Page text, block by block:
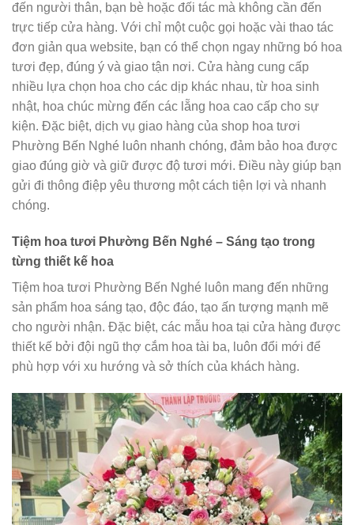
đến người thân, bạn bè hoặc đối tác mà không cần đến
trực tiếp cửa hàng. Với chỉ một cuộc gọi hoặc vài thao tác
đơn giản qua website, bạn có thể chọn ngay những bó hoa
tươi đẹp, đúng ý và giao tận nơi. Cửa hàng cung cấp
nhiều lựa chọn hoa cho các dịp khác nhau, từ hoa sinh
nhật, hoa chúc mừng đến các lẵng hoa cao cấp cho sự
kiện. Đặc biệt, dịch vụ giao hàng của shop hoa tươi
Phường Bến Nghé luôn nhanh chóng, đảm bảo hoa được
giao đúng giờ và giữ được độ tươi mới. Điều này giúp bạn
gửi đi thông điệp yêu thương một cách tiện lợi và nhanh
chóng.
Tiệm hoa tươi Phường Bến Nghé – Sáng tạo trong
từng thiết kế hoa
Tiệm hoa tươi Phường Bến Nghé luôn mang đến những
sản phẩm hoa sáng tạo, độc đáo, tạo ấn tượng mạnh mẽ
cho người nhận. Đặc biệt, các mẫu hoa tại cửa hàng được
thiết kế bởi đội ngũ thợ cắm hoa tài ba, luôn đổi mới để
phù hợp với xu hướng và sở thích của khách hàng.